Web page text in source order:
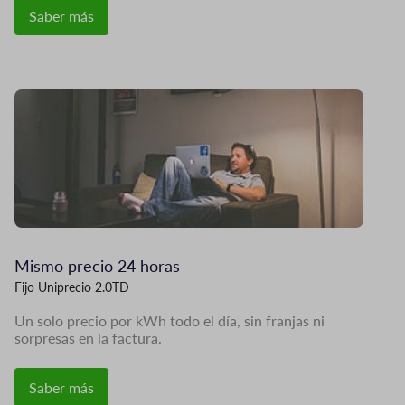
Saber más
Imagen
Mismo precio 24 horas
Fijo Uniprecio 2.0TD
Un solo precio por kWh todo el día, sin franjas ni
sorpresas en la factura.
Saber más